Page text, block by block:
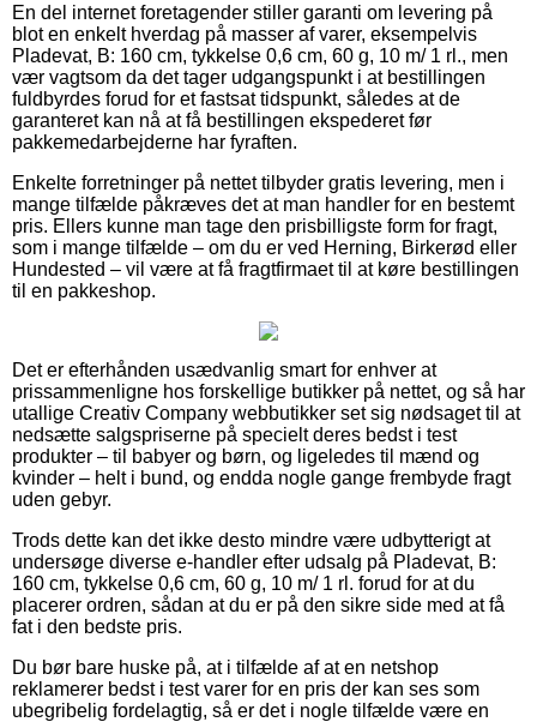
En del internet foretagender stiller garanti om levering på
blot en enkelt hverdag på masser af varer, eksempelvis
Pladevat, B: 160 cm, tykkelse 0,6 cm, 60 g, 10 m/ 1 rl., men
vær vagtsom da det tager udgangspunkt i at bestillingen
fuldbyrdes forud for et fastsat tidspunkt, således at de
garanteret kan nå at få bestillingen ekspederet før
pakkemedarbejderne har fyraften.
Enkelte forretninger på nettet tilbyder gratis levering, men i
mange tilfælde påkræves det at man handler for en bestemt
pris. Ellers kunne man tage den prisbilligste form for fragt,
som i mange tilfælde – om du er ved Herning, Birkerød eller
Hundested – vil være at få fragtfirmaet til at køre bestillingen
til en pakkeshop.
Det er efterhånden usædvanlig smart for enhver at
prissammenligne hos forskellige butikker på nettet, og så har
utallige Creativ Company webbutikker set sig nødsaget til at
nedsætte salgspriserne på specielt deres bedst i test
produkter – til babyer og børn, og ligeledes til mænd og
kvinder – helt i bund, og endda nogle gange frembyde fragt
uden gebyr.
Trods dette kan det ikke desto mindre være udbytterigt at
undersøge diverse e-handler efter udsalg på Pladevat, B:
160 cm, tykkelse 0,6 cm, 60 g, 10 m/ 1 rl. forud for at du
placerer ordren, sådan at du er på den sikre side med at få
fat i den bedste pris.
Du bør bare huske på, at i tilfælde af at en netshop
reklamerer bedst i test varer for en pris der kan ses som
ubegribelig fordelagtig, så er det i nogle tilfælde være en